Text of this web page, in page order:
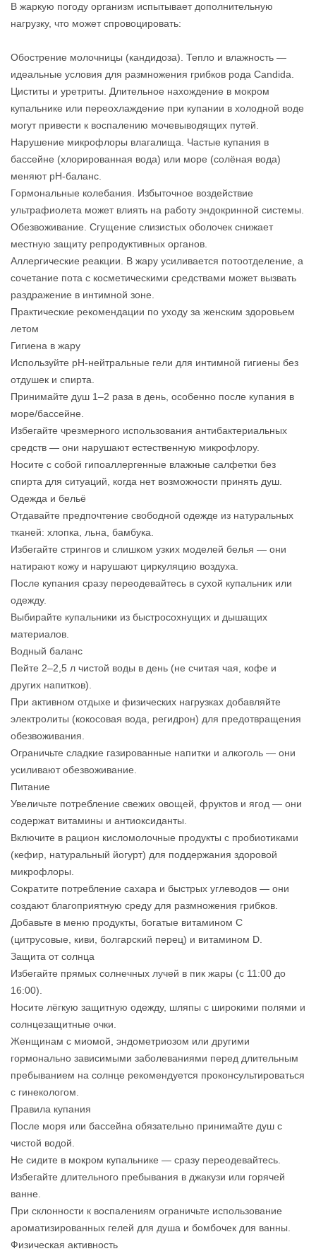
В жаркую погоду организм испытывает дополнительную
нагрузку, что может спровоцировать:
Обострение молочницы (кандидоза). Тепло и влажность —
идеальные условия для размножения грибков рода Candida.
Циститы и уретриты. Длительное нахождение в мокром
купальнике или переохлаждение при купании в холодной воде
могут привести к воспалению мочевыводящих путей.
Нарушение микрофлоры влагалища. Частые купания в
бассейне (хлорированная вода) или море (солёная вода)
меняют pH‑баланс.
Гормональные колебания. Избыточное воздействие
ультрафиолета может влиять на работу эндокринной системы.
Обезвоживание. Сгущение слизистых оболочек снижает
местную защиту репродуктивных органов.
Аллергические реакции. В жару усиливается потоотделение, а
сочетание пота с косметическими средствами может вызвать
раздражение в интимной зоне.
Практические рекомендации по уходу за женским здоровьем
летом
Гигиена в жару
Используйте pH‑нейтральные гели для интимной гигиены без
отдушек и спирта.
Принимайте душ 1–2 раза в день, особенно после купания в
море/бассейне.
Избегайте чрезмерного использования антибактериальных
средств — они нарушают естественную микрофлору.
Носите с собой гипоаллергенные влажные салфетки без
спирта для ситуаций, когда нет возможности принять душ.
Одежда и бельё
Отдавайте предпочтение свободной одежде из натуральных
тканей: хлопка, льна, бамбука.
Избегайте стрингов и слишком узких моделей белья — они
натирают кожу и нарушают циркуляцию воздуха.
После купания сразу переодевайтесь в сухой купальник или
одежду.
Выбирайте купальники из быстросохнущих и дышащих
материалов.
Водный баланс
Пейте 2–2,5 л чистой воды в день (не считая чая, кофе и
других напитков).
При активном отдыхе и физических нагрузках добавляйте
электролиты (кокосовая вода, регидрон) для предотвращения
обезвоживания.
Ограничьте сладкие газированные напитки и алкоголь — они
усиливают обезвоживание.
Питание
Увеличьте потребление свежих овощей, фруктов и ягод — они
содержат витамины и антиоксиданты.
Включите в рацион кисломолочные продукты с пробиотиками
(кефир, натуральный йогурт) для поддержания здоровой
микрофлоры.
Сократите потребление сахара и быстрых углеводов — они
создают благоприятную среду для размножения грибков.
Добавьте в меню продукты, богатые витамином C
(цитрусовые, киви, болгарский перец) и витамином D.
Защита от солнца
Избегайте прямых солнечных лучей в пик жары (с 11:00 до
16:00).
Носите лёгкую защитную одежду, шляпы с широкими полями и
солнцезащитные очки.
Женщинам с миомой, эндометриозом или другими
гормонально зависимыми заболеваниями перед длительным
пребыванием на солнце рекомендуется проконсультироваться
с гинекологом.
Правила купания
После моря или бассейна обязательно принимайте душ с
чистой водой.
Не сидите в мокром купальнике — сразу переодевайтесь.
Избегайте длительного пребывания в джакузи или горячей
ванне.
При склонности к воспалениям ограничьте использование
ароматизированных гелей для душа и бомбочек для ванны.
Физическая активность